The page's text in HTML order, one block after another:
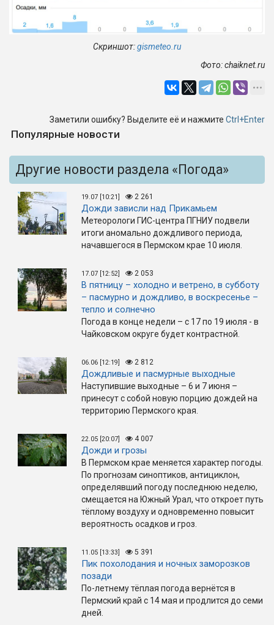
Скриншот:gismeteo.ru
Фото:chaiknet.ru
Заметили ошибку? Выделите её и нажмите Ctrl+Enter
Популярные новости
Другие новости раздела «Погода»
19.07 [10:21] 2 261
Дожди зависли над Прикамьем
Метеорологи ГИС-центра ПГНИУ подвели
итоги аномально дождливого периода,
начавшегося в Пермском крае 10 июля.
17.07 [12:52] 2 053
В пятницу – холодно и ветрено, в субботу
– пасмурно и дождливо, в воскресенье –
тепло и солнечно
Погода в конце недели – с 17 по 19 июля - в
Чайковском округе будет контрастной.
06.06 [12:19] 2 812
Дождливые и пасмурные выходные
Наступившие выходные – 6 и 7 июня –
принесут с собой новую порцию дождей на
территорию Пермского края.
22.05 [20:07] 4 007
Дожди и грозы
В Пермском крае меняется характер погоды.
По прогнозам синоптиков, антициклон,
определявший погоду последнюю неделю,
смещается на Южный Урал, что откроет путь
тёплому воздуху и одновременно повысит
вероятность осадков и гроз.
11.05 [13:33] 5 391
Пик похолодания и ночных заморозков
позади
По-летнему тёплая погода вернётся в
Пермский край с 14 мая и продлится до семи
дней.